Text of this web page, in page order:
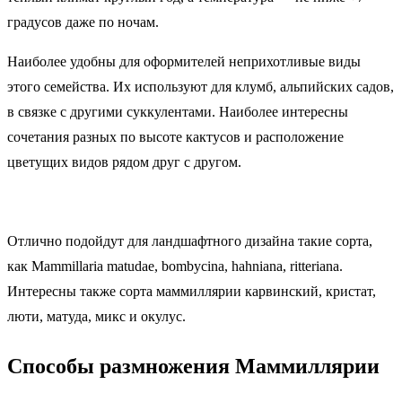
градусов даже по ночам.
Наиболее удобны для оформителей неприхотливые виды
этого семейства. Их используют для клумб, альпийских садов,
в связке с другими суккулентами. Наиболее интересны
сочетания разных по высоте кактусов и расположение
цветущих видов рядом друг с другом.
Отлично подойдут для ландшафтного дизайна такие сорта,
как Mammillaria matudae, bombycina, hahniana, ritteriana.
Интересны также сорта маммиллярии карвинский, кристат,
люти, матуда, микс и окулус.
Способы размножения Маммиллярии